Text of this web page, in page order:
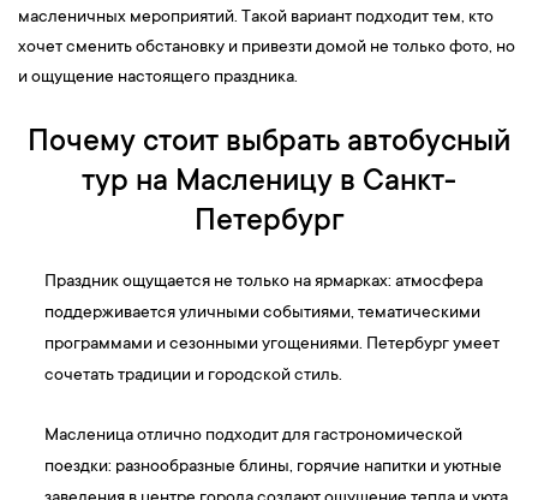
масленичных мероприятий. Такой вариант подходит тем, кто
хочет сменить обстановку и привезти домой не только фото, но
и ощущение настоящего праздника.
Почему стоит выбрать автобусный
тур на Масленицу в Санкт-
Петербург
Праздник ощущается не только на ярмарках: атмосфера
поддерживается уличными событиями, тематическими
программами и сезонными угощениями. Петербург умеет
сочетать традиции и городской стиль.
Масленица отлично подходит для гастрономической
поездки: разнообразные блины, горячие напитки и уютные